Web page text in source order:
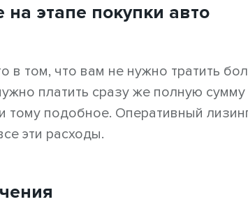
этапе покупки авто
в том, что вам не нужно тратить
платить сразу же полную
тому подобное. Оперативный
эти расходы.